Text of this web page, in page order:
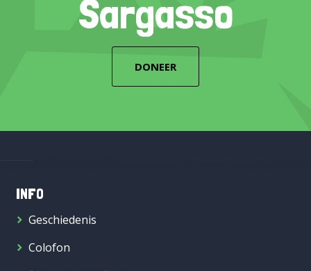
Sargasso
DONEER
INFO
Geschiedenis
Colofon